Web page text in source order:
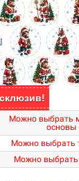
Можно выбрать
основы
Можно выбрать
Можно выбрать